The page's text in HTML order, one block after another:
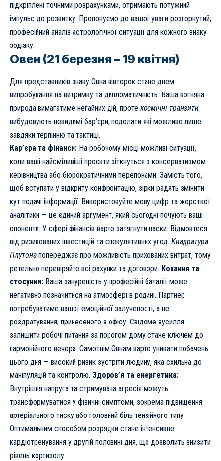
підкріплені точними розрахунками, отримають потужний
імпульс до розвитку. Пропонуємо до вашої уваги розгорнутий,
професійний аналіз астрологічної ситуації для кожного знаку
зодіаку.
Овен (21 березня – 19 квітня)
Для представників знаку Овна вівторок стане днем
випробування на витримку та дипломатичність. Ваша вогняна
природа вимагатиме негайних дій, проте космічні транзити
вибудовують невидимі бар’єри, подолати які можливо лише
завдяки терпінню та тактиці.
Кар’єра та фінанси: На робочому місці можливі ситуації,
коли ваші найсміливіші проєкти зіткнуться з консерватизмом
керівництва або бюрократичними перепонами. Замість того,
щоб вступати у відкриту конфронтацію, зірки радять змінити
кут подачі інформації. Використовуйте мову цифр та жорсткої
аналітики — це єдиний аргумент, який сьогодні почують ваші
опоненти. У сфері фінансів варто затягнути паски. Відмовтеся
від ризикованих інвестицій та спекулятивних угод. Квадратура
Плутона попереджає про можливість прихованих витрат, тому
ретельно перевіряйте всі рахунки та договори. Кохання та
стосунки: Ваша зануреність у професійні баталії може
негативно позначитися на атмосфері в родині. Партнер
потребуватиме вашої емоційної залученості, а не
роздратування, принесеного з офісу. Свідоме зусилля
залишити робочі питання за порогом дому стане ключем до
гармонійного вечора. Самотнім Овнам варто уникати побачень
цього дня — високий ризик зустріти людину, яка схильна до
маніпуляцій та контролю. Здоров’я та енергетика:
Внутрішня напруга та стримувана агресія можуть
трансформуватися у фізичні симптоми, зокрема підвищення
артеріального тиску або головний біль тензійного типу.
Оптимальним способом розрядки стане інтенсивне
кардіотренування у другій половині дня, що дозволить знизити
рівень кортизолу.